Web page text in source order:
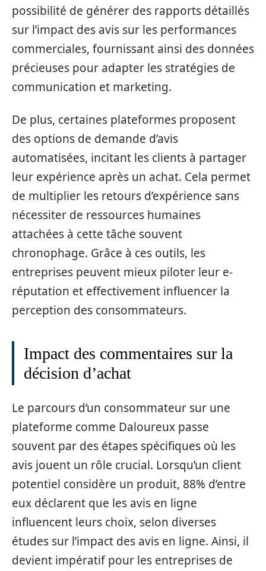
possibilité de générer des rapports détaillés
sur l’impact des avis sur les performances
commerciales, fournissant ainsi des données
précieuses pour adapter les stratégies de
communication et marketing.
De plus, certaines plateformes proposent
des options de demande d’avis
automatisées, incitant les clients à partager
leur expérience après un achat. Cela permet
de multiplier les retours d’expérience sans
nécessiter de ressources humaines
attachées à cette tâche souvent
chronophage. Grâce à ces outils, les
entreprises peuvent mieux piloter leur e-
réputation et effectivement influencer la
perception des consommateurs.
Impact des commentaires sur la
décision d’achat
Le parcours d’un consommateur sur une
plateforme comme Daloureux passe
souvent par des étapes spécifiques où les
avis jouent un rôle crucial. Lorsqu’un client
potentiel considère un produit, 88% d’entre
eux déclarent que les avis en ligne
influencent leurs choix, selon diverses
études sur l’impact des avis en ligne. Ainsi, il
devient impératif pour les entreprises de